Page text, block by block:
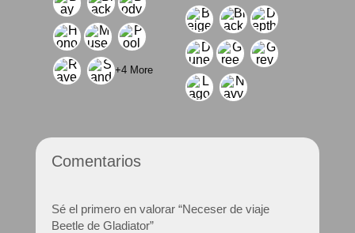
+4 More
Comentarios
Sé el primero en valorar “Neceser de viaje
Beetle de Gladiator”